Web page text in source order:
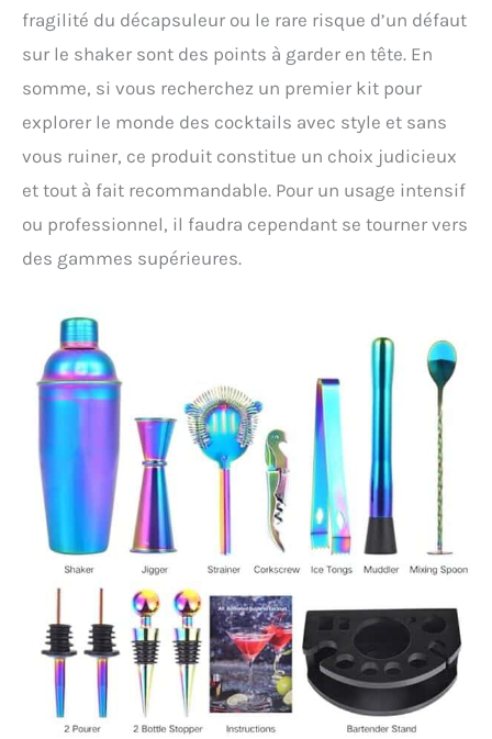
fragilité du décapsuleur ou le rare risque d’un défaut
sur le shaker sont des points à garder en tête. En
somme, si vous recherchez un premier kit pour
explorer le monde des cocktails avec style et sans
vous ruiner, ce produit constitue un choix judicieux
et tout à fait recommandable. Pour un usage intensif
ou professionnel, il faudra cependant se tourner vers
des gammes supérieures.